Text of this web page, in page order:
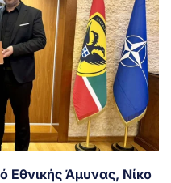
Εθνικής Άμυνας, Νίκο